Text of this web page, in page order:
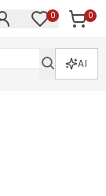
0 0
AI